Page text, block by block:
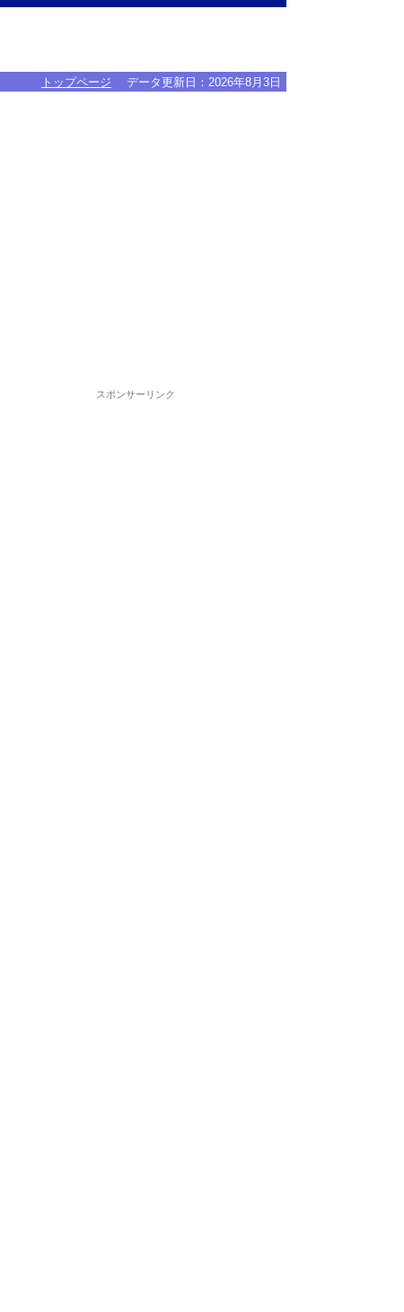
トップページ データ更新日： 2026年8月3日
スポンサーリンク